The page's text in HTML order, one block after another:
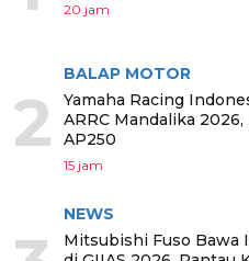
20 jam
2
BALAP MOTOR
Yamaha Racing
ARRC Mandalika
AP250
15 jam
NEWS
Mitsubishi Fuso Bawa